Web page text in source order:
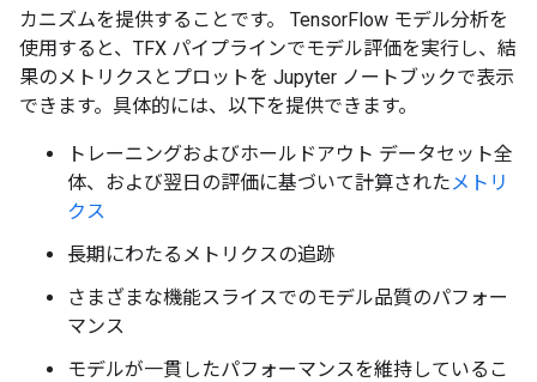
カニズムを提供することです。 TensorFlow モデル分析を
使用すると、TFX パイプラインでモデル評価を実行し、結
果のメトリクスとプロットを Jupyter ノートブックで表示
できます。具体的には、以下を提供できます。
トレーニングおよびホールドアウト データセット全
体、および翌日の評価に基づいて計算されたメトリ
クス
長期にわたるメトリクスの追跡
さまざまな機能スライスでのモデル品質のパフォー
マンス
モデルが一貫したパフォーマンスを維持しているこ